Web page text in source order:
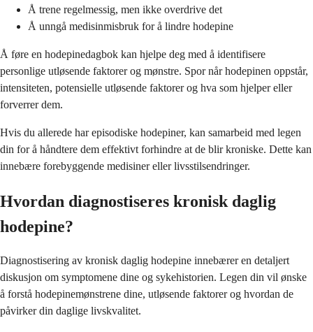
Å trene regelmessig, men ikke overdrive det
Å unngå medisinmisbruk for å lindre hodepine
Å føre en hodepinedagbok kan hjelpe deg med å identifisere
personlige utløsende faktorer og mønstre. Spor når hodepinen oppstår,
intensiteten, potensielle utløsende faktorer og hva som hjelper eller
forverrer dem.
Hvis du allerede har episodiske hodepiner, kan samarbeid med legen
din for å håndtere dem effektivt forhindre at de blir kroniske. Dette kan
innebære forebyggende medisiner eller livsstilsendringer.
Hvordan diagnostiseres kronisk daglig
hodepine?
Diagnostisering av kronisk daglig hodepine innebærer en detaljert
diskusjon om symptomene dine og sykehistorien. Legen din vil ønske
å forstå hodepinemønstrene dine, utløsende faktorer og hvordan de
påvirker din daglige livskvalitet.